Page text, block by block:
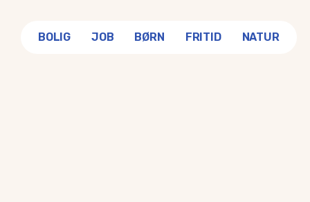
BOLIG JOB BØRN FRITID
NATUR